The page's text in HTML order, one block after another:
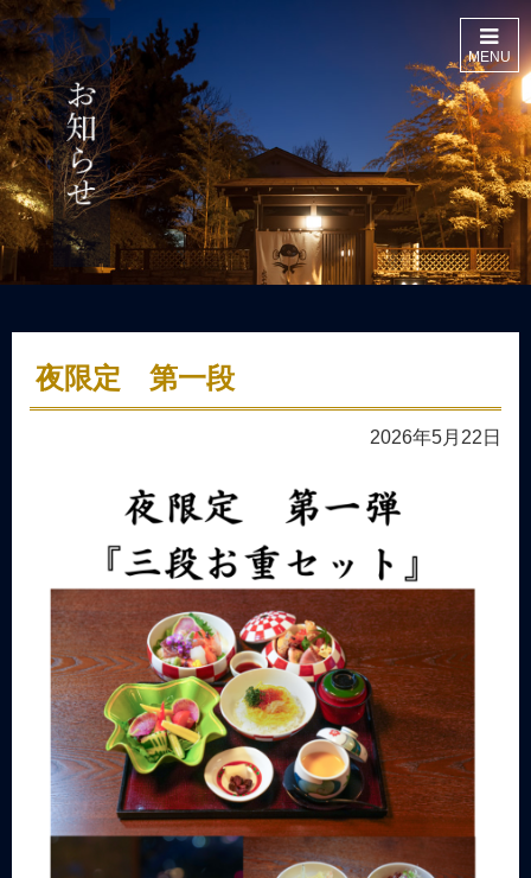
MENU
夜限定 第一段
2026年5月22日